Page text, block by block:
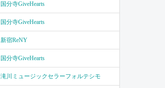
国分寺GiveHearts
国分寺GiveHearts
新宿ReNY
国分寺GiveHearts
滝川ミュージックセラーフォルテシモ